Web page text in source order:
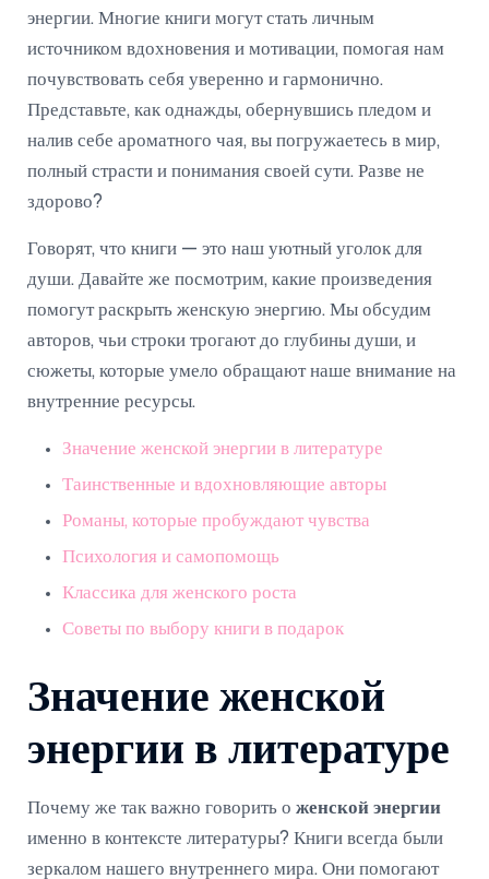
энергии. Многие книги могут стать личным
источником вдохновения и мотивации, помогая нам
почувствовать себя уверенно и гармонично.
Представьте, как однажды, обернувшись пледом и
налив себе ароматного чая, вы погружаетесь в мир,
полный страсти и понимания своей сути. Разве не
здорово?
Говорят, что книги — это наш уютный уголок для
души. Давайте же посмотрим, какие произведения
помогут раскрыть женскую энергию. Мы обсудим
авторов, чьи строки трогают до глубины души, и
сюжеты, которые умело обращают наше внимание на
внутренние ресурсы.
Значение женской энергии в литературе
Таинственные и вдохновляющие авторы
Романы, которые пробуждают чувства
Психология и самопомощь
Классика для женского роста
Советы по выбору книги в подарок
Значение женской
энергии в литературе
Почему же так важно говорить о женской энергии
именно в контексте литературы? Книги всегда были
зеркалом нашего внутреннего мира. Они помогают